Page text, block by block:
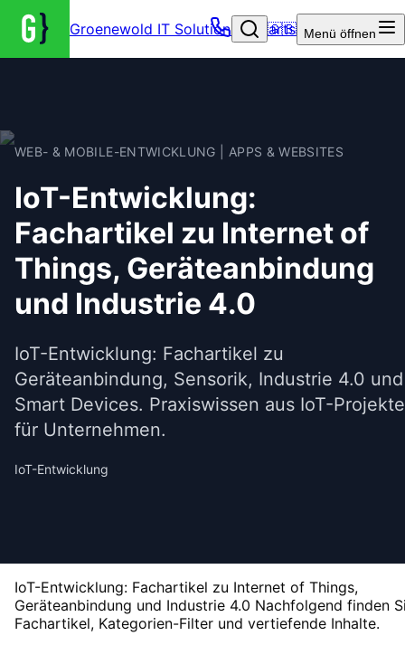
Groenewold IT Solutions – Startseite
🇬🇧 Menü öffnen
WEB- & MOBILE-ENTWICKLUNG | APPS & WEBSITES
IoT-Entwicklung:
Fachartikel zu Internet of
Things, Geräteanbindung
und Industrie 4.0
IoT-Entwicklung: Fachartikel zu
Geräteanbindung, Sensorik, Industrie 4.0 und
Smart Devices. Praxiswissen aus IoT-
für Unternehmen.
IoT-Entwicklung
IoT-Entwicklung: Fachartikel zu Internet of Things,
Geräteanbindung und Industrie 4.0 Nachfolgend finden
Fachartikel, Kategorien-Filter und vertiefende Inhalte.